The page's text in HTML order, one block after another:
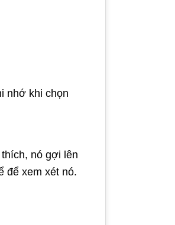
nhớ khi chọn
nó gợi lên
để xem xét nó.